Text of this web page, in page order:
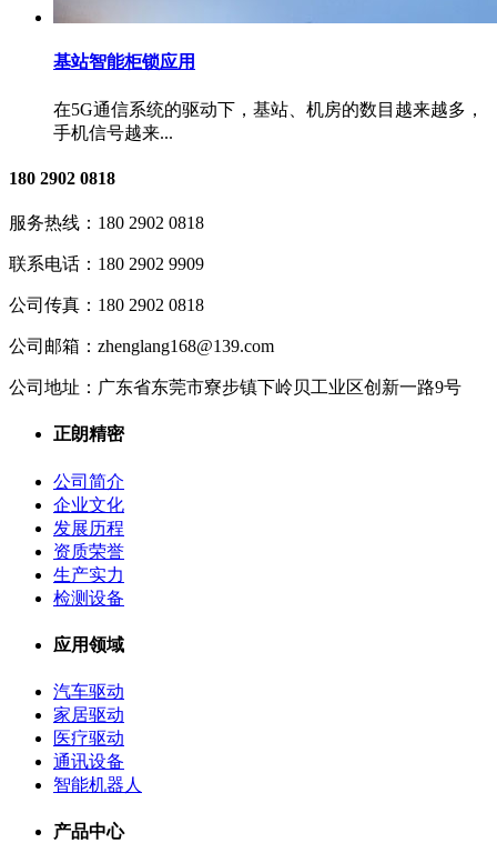
基站智能柜锁应用
在5G通信系统的驱动下，基站、机房的数目越来越多，
手机信号越来...
180 2902 0818
服务热线： 180 2902 0818
联系电话： 180 2902 9909
公司传真： 180 2902 0818
公司邮箱： zhenglang168@139.com
公司地址： 广东省东莞市寮步镇下岭贝工业区创新一路9号
正朗精密
公司简介
企业文化
发展历程
资质荣誉
生产实力
检测设备
应用领域
汽车驱动
家居驱动
医疗驱动
通讯设备
智能机器人
产品中心